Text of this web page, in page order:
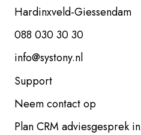
Hardinxveld-Giessendam
088 030 30 30
info@systony.nl
Support
Neem contact op
Plan CRM adviesgesprek in